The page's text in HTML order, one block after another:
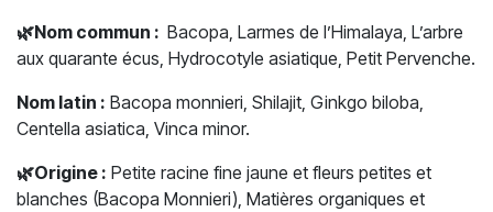
🌿Nom commun : Bacopa, Larmes de l’Himalaya, L’arbre
aux quarante écus, Hydrocotyle asiatique, Petit Pervenche.
Nom latin : Bacopa monnieri, Shilajit, Ginkgo biloba,
Centella asiatica, Vinca minor.
🌿Origine : Petite racine fine jaune et fleurs petites et
blanches (Bacopa Monnieri), Matières organiques et